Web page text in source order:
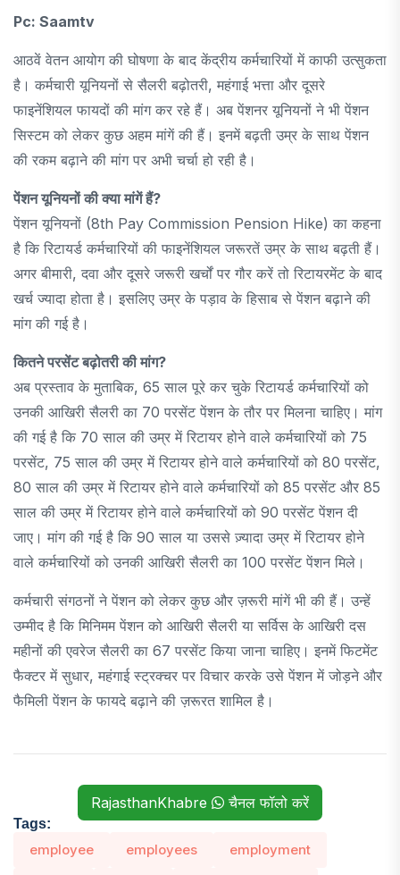
Pc: Saamtv
आठवें वेतन आयोग की घोषणा के बाद केंद्रीय कर्मचारियों में काफी उत्सुकता
है। कर्मचारी यूनियनों से सैलरी बढ़ोतरी, महंगाई भत्ता और दूसरे
फाइनेंशियल फायदों की मांग कर रहे हैं। अब पेंशनर यूनियनों ने भी पेंशन
सिस्टम को लेकर कुछ अहम मांगें की हैं। इनमें बढ़ती उम्र के साथ पेंशन
की रकम बढ़ाने की मांग पर अभी चर्चा हो रही है।
पेंशन यूनियनों की क्या मांगें हैं?
पेंशन यूनियनों (8th Pay Commission Pension Hike) का कहना
है कि रिटायर्ड कर्मचारियों की फाइनेंशियल जरूरतें उम्र के साथ बढ़ती हैं।
अगर बीमारी, दवा और दूसरे जरूरी खर्चों पर गौर करें तो रिटायरमेंट के बाद
खर्च ज्यादा होता है। इसलिए उम्र के पड़ाव के हिसाब से पेंशन बढ़ाने की
मांग की गई है।
कितने परसेंट बढ़ोतरी की मांग?
अब प्रस्ताव के मुताबिक, 65 साल पूरे कर चुके रिटायर्ड कर्मचारियों को
उनकी आखिरी सैलरी का 70 परसेंट पेंशन के तौर पर मिलना चाहिए। मांग
की गई है कि 70 साल की उम्र में रिटायर होने वाले कर्मचारियों को 75
परसेंट, 75 साल की उम्र में रिटायर होने वाले कर्मचारियों को 80 परसेंट,
80 साल की उम्र में रिटायर होने वाले कर्मचारियों को 85 परसेंट और 85
साल की उम्र में रिटायर होने वाले कर्मचारियों को 90 परसेंट पेंशन दी
जाए। मांग की गई है कि 90 साल या उससे ज़्यादा उम्र में रिटायर होने
वाले कर्मचारियों को उनकी आखिरी सैलरी का 100 परसेंट पेंशन मिले।
कर्मचारी संगठनों ने पेंशन को लेकर कुछ और ज़रूरी मांगें भी की हैं। उन्हें
उम्मीद है कि मिनिमम पेंशन को आखिरी सैलरी या सर्विस के आखिरी दस
महीनों की एवरेज सैलरी का 67 परसेंट किया जाना चाहिए। इनमें फिटमेंट
फैक्टर में सुधार, महंगाई स्ट्रक्चर पर विचार करके उसे पेंशन में जोड़ने और
फैमिली पेंशन के फायदे बढ़ाने की ज़रूरत शामिल है।
RajasthanKhabre चैनल फॉलो करें
Tags:
employee employees employment